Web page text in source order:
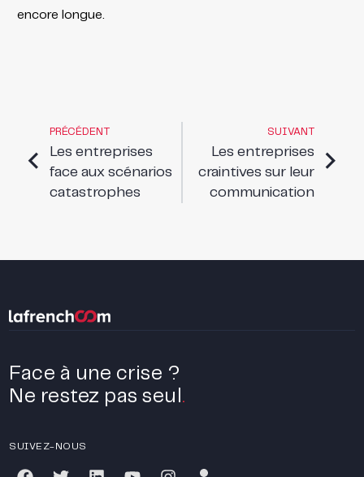
encore longue.
PRÉCÉDENT
Les entreprises
face aux scénarios
catastrophes
SUIVANT
Les entreprises
craintives sur leur
communication
Face à une crise ?
Ne restez pas seul .
SUIVEZ-NOUS